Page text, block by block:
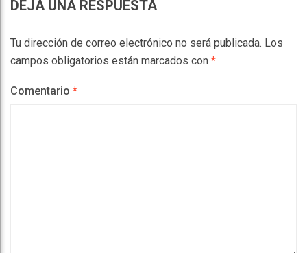
DEJA UNA RESPUESTA
Tu dirección de correo electrónico no será publicada. Los
campos obligatorios están marcados con *
Comentario *